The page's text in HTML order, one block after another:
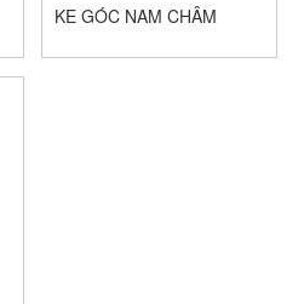
KE GÓC NAM CHÂM